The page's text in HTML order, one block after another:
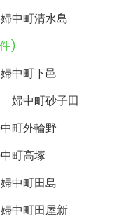
婦中町清水島
)
婦中町下邑
婦中町砂子田
町外輪野
町高塚
婦中町田島
婦中町田屋新